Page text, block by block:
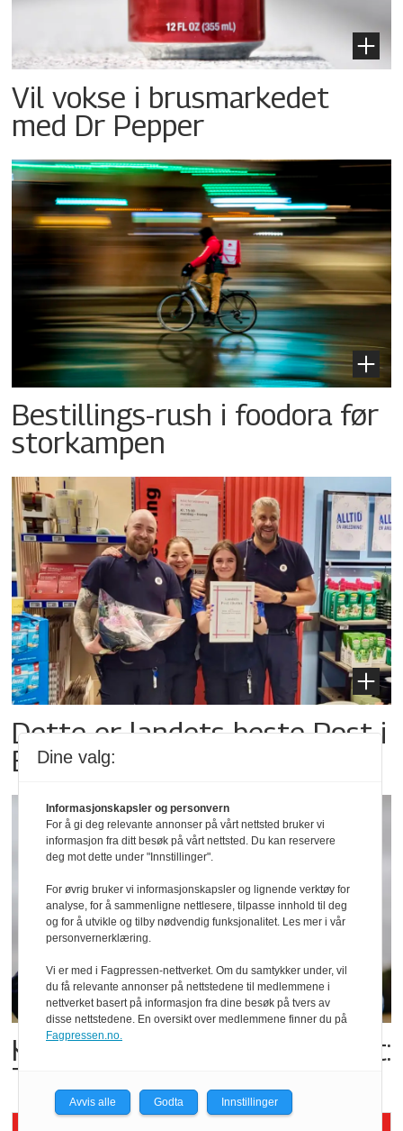
Vil vokse i brusmarkedet
med Dr Pepper
Bestillings-rush i foodora før
storkampen
Dette er landets beste Post i
Butikk
Kolonihagens norske yoghurt:
Trues av melkemangel
Dine valg:
Informasjonskapsler og personvern
For å gi deg relevante annonser på vårt nettsted bruker vi
informasjon fra ditt besøk på vårt nettsted. Du kan reservere
deg mot dette under "Innstillinger".
For øvrig bruker vi informasjonskapsler og lignende verktøy for
analyse, for å sammenligne nettlesere, tilpasse innhold til deg
og for å utvikle og tilby nødvendig funksjonalitet. Les mer i vår
personvernerklæring.
Vi er med i Fagpressen-nettverket. Om du samtykker under, vil
du få relevante annonser på nettstedene til medlemmene i
nettverket basert på informasjon fra dine besøk på tvers av
disse nettstedene. En oversikt over medlemmene finner du på
Fagpressen.no.
Avvis alle Godta Innstillinger